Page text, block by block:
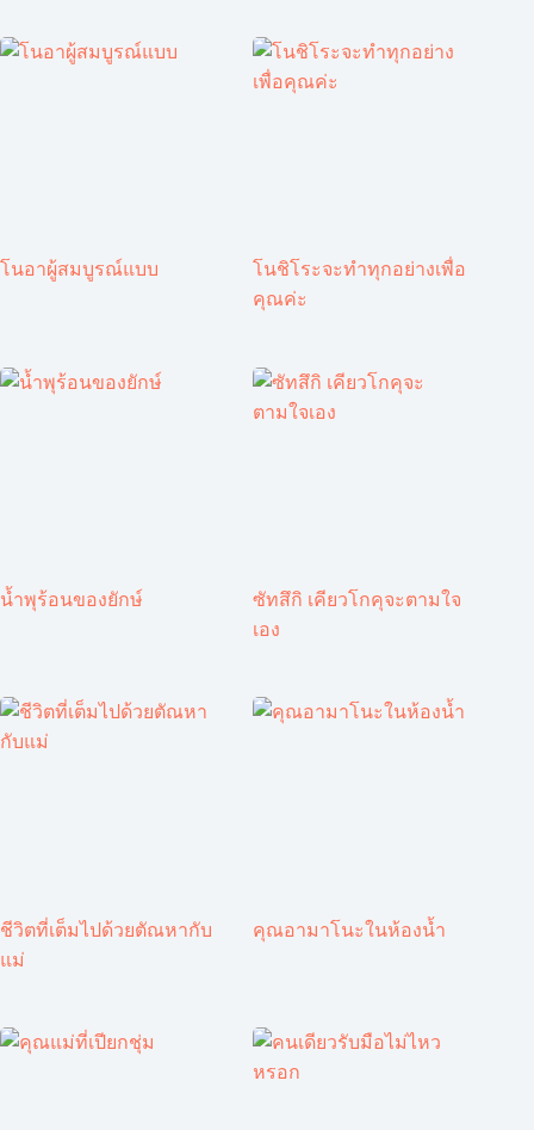
โนอาผู้สมบูรณ์แบบ
โนชิโระจะทำทุกอย่างเพื่อ
คุณค่ะ
น้ำพุร้อนของยักษ์
ซัทสึกิ เคียวโกคุจะตามใจ
เอง
ชีวิตที่เต็มไปด้วยตัณหากับ
แม่
คุณอามาโนะในห้องน้ำ